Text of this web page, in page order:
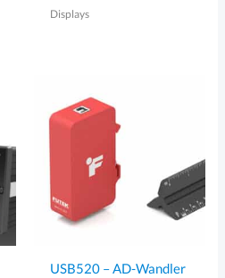
Displays
USB520 – AD-Wandler